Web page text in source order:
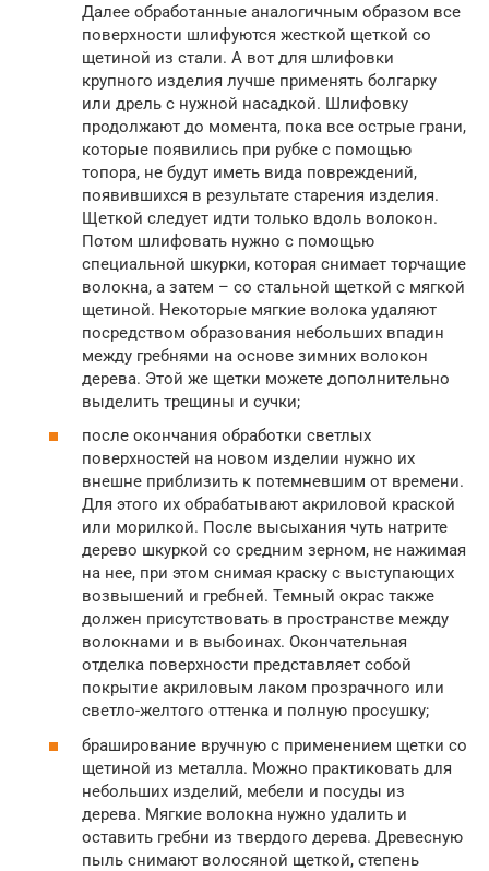
Далее обработанные аналогичным образом все
поверхности шлифуются жесткой щеткой со
щетиной из стали. А вот для шлифовки
крупного изделия лучше применять болгарку
или дрель с нужной насадкой. Шлифовку
продолжают до момента, пока все острые грани,
которые появились при рубке с помощью
топора, не будут иметь вида повреждений,
появившихся в результате старения изделия.
Щеткой следует идти только вдоль волокон.
Потом шлифовать нужно с помощью
специальной шкурки, которая снимает торчащие
волокна, а затем – со стальной щеткой с мягкой
щетиной. Некоторые мягкие волока удаляют
посредством образования небольших впадин
между гребнями на основе зимних волокон
дерева. Этой же щетки можете дополнительно
выделить трещины и сучки;
после окончания обработки светлых
поверхностей на новом изделии нужно их
внешне приблизить к потемневшим от времени.
Для этого их обрабатывают акриловой краской
или морилкой. После высыхания чуть натрите
дерево шкуркой со средним зерном, не нажимая
на нее, при этом снимая краску с выступающих
возвышений и гребней. Темный окрас также
должен присутствовать в пространстве между
волокнами и в выбоинах. Окончательная
отделка поверхности представляет собой
покрытие акриловым лаком прозрачного или
светло-желтого оттенка и полную просушку;
браширование вручную с применением щетки со
щетиной из металла. Можно практиковать для
небольших изделий, мебели и посуды из
дерева. Мягкие волокна нужно удалить и
оставить гребни из твердого дерева. Древесную
пыль снимают волосяной щеткой, степень